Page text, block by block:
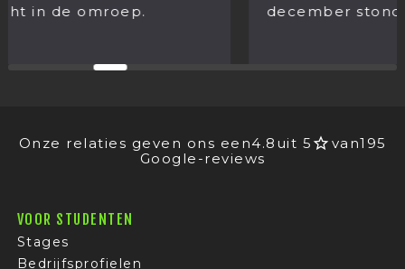
december stond het jaarlijkse...
Onze relaties geven ons een4.8 uit 5 van195
Google-reviews
VOOR STUDENTEN
Stages
Bedrijfsprofielen